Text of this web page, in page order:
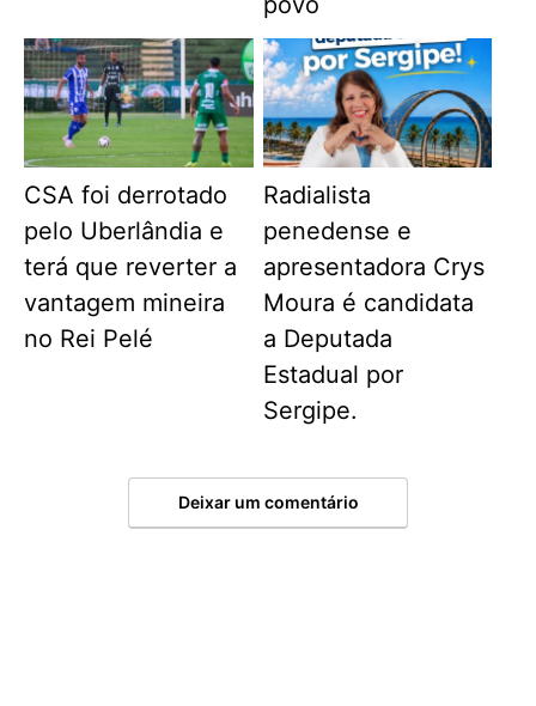
CSA foi derrotado
pelo Uberlândia e
terá que reverter a
vantagem mineira
no Rei Pelé
Radialista
penedense e
apresentadora Crys
Moura é candidata
a Deputada
Estadual por
Sergipe.
Deixar um comentário